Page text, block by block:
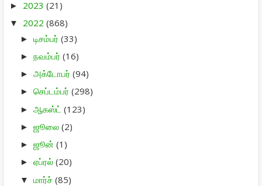
► 2023 (21)
▼ 2022 (868)
► டிசம்பர் (33)
► நவம்பர் (16)
► அக்டோபர் (94)
► செப்டம்பர் (298)
► ஆகஸ்ட் (123)
► ஜூலை (2)
► ஜூன் (1)
► ஏப்ரல் (20)
▼ மார்ச் (85)